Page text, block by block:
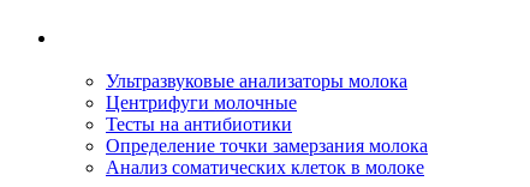
Ультразвуковые анализаторы молока
Центрифуги молочные
Тесты на антибиотики
Определение точки замерзания молока
Анализ соматических клеток в молоке